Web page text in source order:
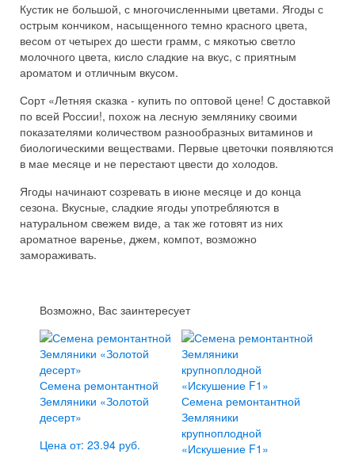
Кустик не большой, с многочисленными цветами. Ягоды с
острым кончиком, насыщенного темно красного цвета,
весом от четырех до шести грамм, с мякотью светло
молочного цвета, кисло сладкие на вкус, с приятным
ароматом и отличным вкусом.
Сорт «Летняя сказка - купить по оптовой цене! С доставкой
по всей России!, похож на лесную землянику своими
показателями количеством разнообразных витаминов и
биологическими веществами. Первые цветочки появляются
в мае месяце и не перестают цвести до холодов.
Ягоды начинают созревать в июне месяце и до конца
сезона. Вкусные, сладкие ягоды употребляются в
натуральном свежем виде, а так же готовят из них
ароматное варенье, джем, компот, возможно
замораживать.
Возможно, Вас заинтересует
Семена ремонтантной
Земляники «Золотой
десерт»
Цена от: 23.94 руб.
Семена ремонтантной
Земляники
крупноплодной
«Искушение F1»